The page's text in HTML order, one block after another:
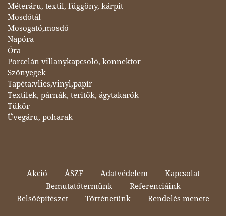
Méteráru, textil, függöny, kárpit
Mosdótál
Mosogató,mosdó
Napóra
Óra
Porcelán villanykapcsoló, konnektor
Szőnyegek
Tapéta:vlies,vinyl,papír
Textilek, párnák, teritők, ágytakarók
Tükör
Üvegáru, poharak
Akció ÁSZF Adatvédelem
Kapcsolat
Bemutatótermünk
Referenciáink
Belsőépítészet
Történetünk Rendelés menete